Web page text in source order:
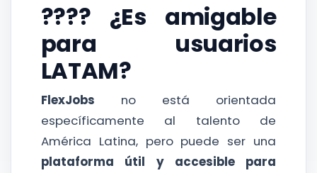
????️ ¿Es amigable
para usuarios
LATAM?
FlexJobs no está orientada
específicamente al talento de
América Latina, pero puede ser una
plataforma útil y accesible para